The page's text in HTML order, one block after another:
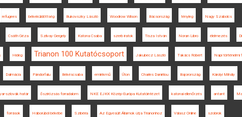
refugees békeküldöttség Bukovszky László Woodrow Wilson Bácsország tényleg Nagy Szabolcs
Csáth Géza Szilvay Gergely Katona Csaba szerb iratok Tisza István Noran Libro élelmezés
Hideg Trianon 100 Kutatócsoport Jakubecz László Takács Róbert Napi történelmi
Dalmácia Pándorfalu Békéscsaba emlékmű Úton Charles Daniélou Bajorország Károlyi Mihály
szlovák határ őszirózsás forradalom NKE EJKK Közép-Európa Kutatóintézet katonai ellenőrzés antant
források Háborúból békébe Szibéria Az Egyesült Államok útja Trianonhoz Válasz Online szobrok